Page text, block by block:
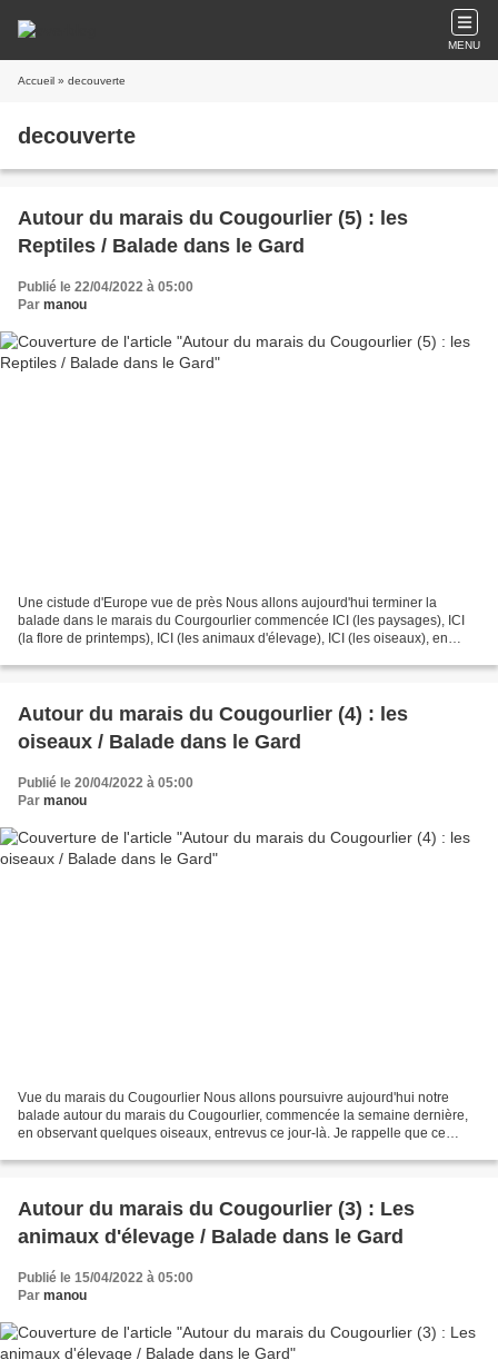
MENU
Accueil » decouverte
decouverte
Autour du marais du Cougourlier (5) : les
Reptiles / Balade dans le Gard
Publié le 22/04/2022 à 05:00
Par manou
Une cistude d'Europe vue de près Nous allons aujourd'hui terminer la
balade dans le marais du Courgourlier commencée ICI (les paysages), ICI
(la flore de printemps), ICI (les animaux d'élevage), ICI (les oiseaux), en
Autour du marais du Cougourlier (4) : les
oiseaux / Balade dans le Gard
Publié le 20/04/2022 à 05:00
Par manou
Vue du marais du Cougourlier Nous allons poursuivre aujourd'hui notre
balade autour du marais du Cougourlier, commencée la semaine dernière,
en observant quelques oiseaux, entrevus ce jour-là. Je rappelle que ce
Autour du marais du Cougourlier (3) : Les
animaux d'élevage / Balade dans le Gard
Publié le 15/04/2022 à 05:00
Par manou